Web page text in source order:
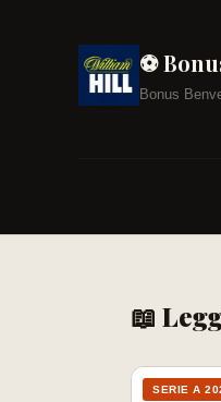
⚽
Bonus
📖
SERIE A